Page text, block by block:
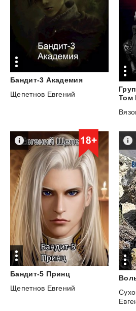
Бандит-3 Академия
Щепетнов Евгений
Том
Бандит-5 Принц
Щепетнов Евгений